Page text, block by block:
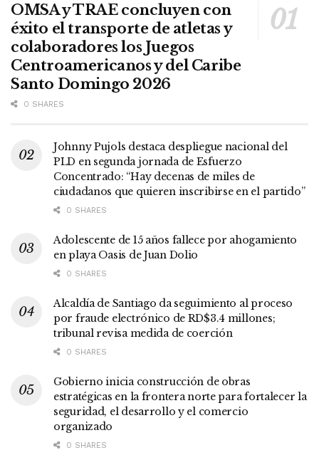
OMSA y TRAE concluyen con
éxito el transporte de atletas y
colaboradores los Juegos
Centroamericanos y del Caribe
Santo Domingo 2026
0 SHARES
Johnny Pujols destaca despliegue nacional del
PLD en segunda jornada de Esfuerzo
Concentrado: “Hay decenas de miles de
ciudadanos que quieren inscribirse en el partido”
0 SHARES
Adolescente de 15 años fallece por ahogamiento
en playa Oasis de Juan Dolio
0 SHARES
Alcaldía de Santiago da seguimiento al proceso
por fraude electrónico de RD$3.4 millones;
tribunal revisa medida de coerción
0 SHARES
Gobierno inicia construcción de obras
estratégicas en la frontera norte para fortalecer la
seguridad, el desarrollo y el comercio
organizado
0 SHARES